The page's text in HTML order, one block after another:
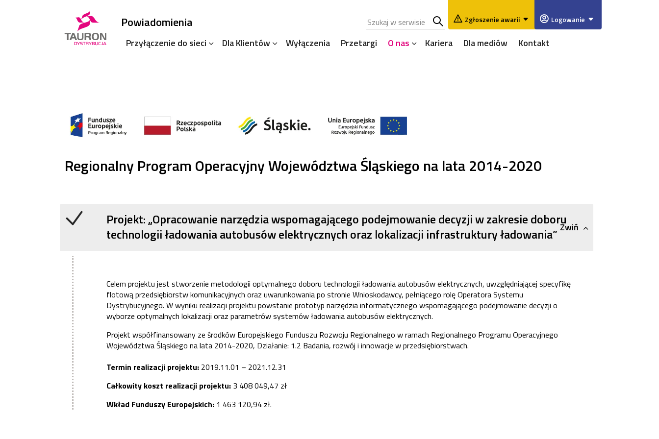
Powiadomienia Zgłoszenie awarii Logowanie
Przyłączenie do sieci Dla Klientów Wyłączenia Przetargi O nas Kariera Dla mediów Kontakt
Regionalny Program Operacyjny Województwa Śląskiego na lata 2014-2020
Projekt: „Opracowanie narzędzia wspomagającego podejmowanie decyzji w zakresie doboru
technologii ładowania autobusów elektrycznych oraz lokalizacji infrastruktury ładowania” Zwiń
Celem projektu jest stworzenie metodologii optymalnego doboru technologii ładowania autobusów elektrycznych, uwzględniającej specyfikę
flotową przedsiębiorstw komunikacyjnych oraz uwarunkowania po stronie Wnioskodawcy, pełniącego rolę Operatora Systemu
Dystrybucyjnego. W wyniku realizacji projektu powstanie prototyp narzędzia informatycznego wspomagającego podejmowanie decyzji o
wyborze optymalnych lokalizacji oraz parametrów systemów ładowania autobusów elektrycznych.
Projekt współfinansowany ze środków Europejskiego Funduszu Rozwoju Regionalnego w ramach Regionalnego Programu Operacyjnego
Województwa Śląskiego na lata 2014-2020, Działanie: 1.2 Badania, rozwój i innowacje w przedsiębiorstwach.
Termin realizacji projektu: 2019.11.01 – 2021.12.31
Całkowity koszt realizacji projektu: 3 408 049,47 zł
Wkład Funduszy Europejskich: 1 463 120,94 zł.